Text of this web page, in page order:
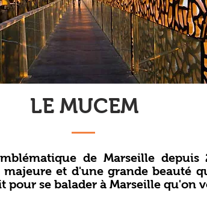
LE MUCEM
de Marseille
et d'une grande beauté
se balader à Marseille qu'on